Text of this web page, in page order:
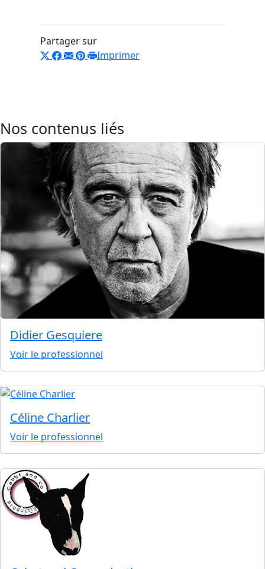
Partager sur
Imprimer
Nos contenus liés
Didier Gesquiere
Voir le professionnel
Céline Charlier
Voir le professionnel